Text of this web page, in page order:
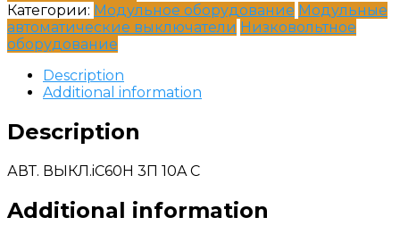
Категории: Модульное оборудование Модульные
автоматические выключатели Низковольтное
оборудование
Description
Additional information
Description
АВТ. ВЫКЛ.iC60H 3П 10A C
Additional information